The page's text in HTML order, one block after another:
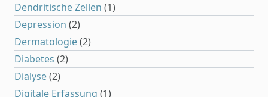
Dendritische Zellen (1)
Depression (2)
Dermatologie(2)
Diabetes (2)
Dialyse(2)
Digitale Erfassung (1)